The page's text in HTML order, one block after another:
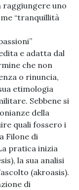
uno
“tranquillità
e adatta dal
che non
o rinuncia,
etimologia
Sebbene si
della
quali fossero i
Filone di
pratica inizia
la sua analisi
(akroasis).
di